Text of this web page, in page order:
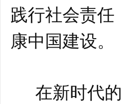
践行社会责
康中国建设。
在新时代的